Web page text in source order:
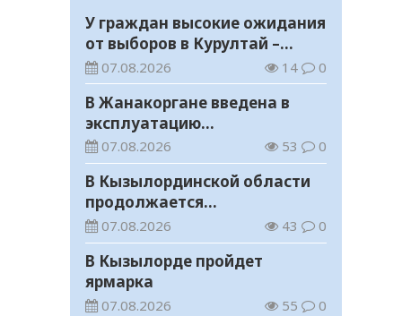
У граждан высокие ожидания
от выборов в Курултай –
опрос общественного мнения
07.08.2026 14 0
В Жанакоргане введена в
эксплуатацию
водораспределительная
станция
07.08.2026 53 0
В Кызылординской области
продолжается
экологическая акция «Таза
Қазақстан»
07.08.2026 43 0
В Кызылорде пройдет
ярмарка
07.08.2026 55 0